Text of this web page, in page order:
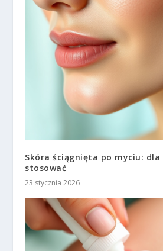
Skóra ściągnięta po myciu:
stosować
23 stycznia 2026